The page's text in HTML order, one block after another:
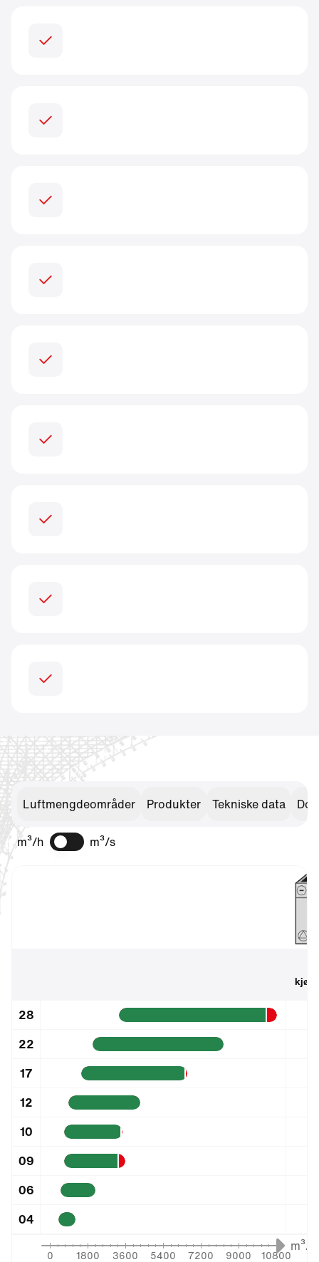
Luftmengdeområder Produkter Tekniske data
m³/h m³/s
28
22
17
12
10
09
06
04
m³/h
0 1800 3600 5400 7200 9000 10800